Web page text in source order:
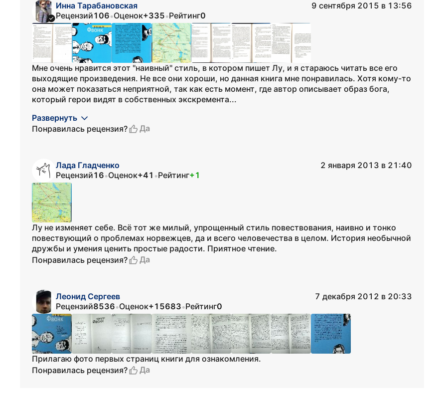
Инна Тарабановская
9 сентября 2015 в 13:56
Рецензий106•Оценок+335•Рейтинг0
Мне очень нравится этот "наивный" стиль, в котором пишет Лу, и я стараюсь читать все его
выходящие произведения. Не все они хороши, но данная книга мне понравилась. Хотя кому-то
она может показаться неприятной, так как есть момент, где автор описывает образ бога,
который герои видят в собственных экскремента...
Развернуть
Понравилась рецензия?
Да
Лада Гладченко
2 января 2013 в 21:40
Рецензий16•Оценок+41 •Рейтинг+1
Лу не изменяет себе. Всё тот же милый, упрощенный стиль повествования, наивно и тонко
повествующий о проблемах норвежцев, да и всего человечества в целом. История необычной
дружбы и умения ценить простые радости. Приятное чтение.
Понравилась рецензия?
Да
Леонид Сергеев
7 декабря 2012 в 20:33
Рецензий8536•Оценок+15683•Рейтинг0
Прилагаю фото первых страниц книги для ознакомления.
Понравилась рецензия?
Да